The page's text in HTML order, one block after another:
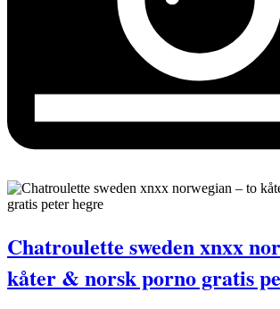
Chatroulette sweden xnxx
kåter & norsk porno gratis